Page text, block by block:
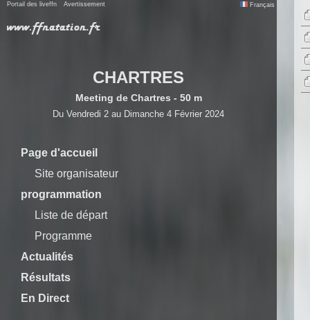
Portail des liveffn Avertissement Français
CHARTRES
Meeting de Chartres - 50 m
Du Vendredi 2 au Dimanche 4 Février 2024
Page d'accueil
Site organisateur
programmation
Liste de départ
Programme
Actualités
Résultats
En Direct